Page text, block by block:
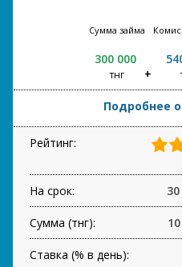
Сумма займа
300 000
тнг
Подробнее
Рейтинг:
На срок:
Сумма (тнг):
Ставка (% в день):